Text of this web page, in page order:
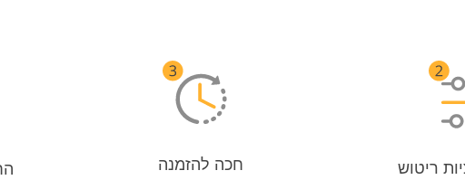
ריטוש חכה להזמנה